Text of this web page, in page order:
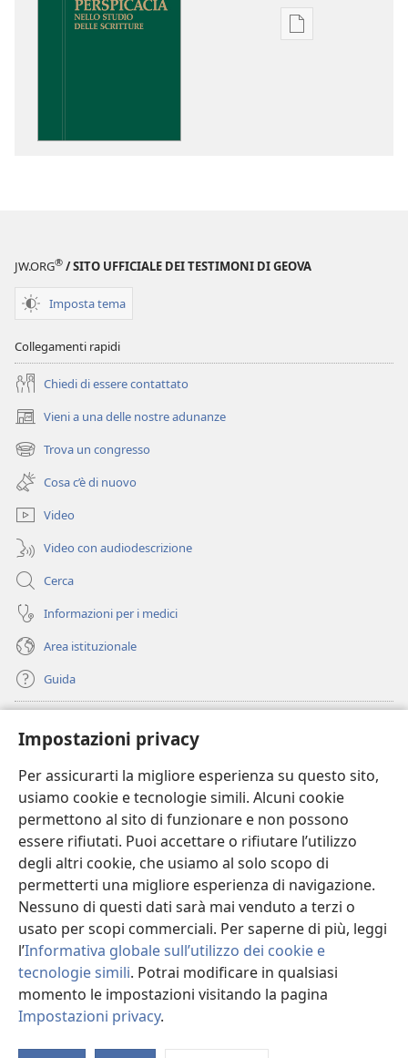
Impostazioni privacy
Per assicurarti la migliore esperienza su questo sito,
usiamo cookie e tecnologie simili. Alcuni cookie
permettono al sito di funzionare e non possono
essere rifiutati. Puoi accettare o rifiutare l’utilizzo
degli altri cookie, che usiamo al solo scopo di
permetterti una migliore esperienza di navigazione.
Nessuno di questi dati sarà mai venduto a terzi o
usato per scopi commerciali. Per saperne di più, leggi
l’Informativa globale sull’utilizzo dei cookie e
tecnologie simili. Potrai modificare in qualsiasi
momento le impostazioni visitando la pagina
Impostazioni privacy.
Opzioni
JW.ORG® / SITO UFFICIALE DEI TESTIMONI DI GEOVA
Imposta tema
Collegamenti rapidi
Chiedi di essere contattato
Vieni a una delle nostre adunanze
(apre
una
nuova
finestra)
Trova un congresso
(apre
una
nuova
finestra)
Cosa c’è di nuovo
Video
Video con audiodescrizione
Cerca
Informazioni per i medici
Area istituzionale
Guida
(apre
una
nuova
finestra)
BIBLIOTECA ONLINE Watchtower
(apre
una
nuova
finestra)
JW Hub
(apre
una
nuova
finestra)
JW Library
Watchtower Library®
Copyright© 2026 Watch Tower Bible and Tract Society of Pennsylvania.
CONDIZIONI D’USO
|